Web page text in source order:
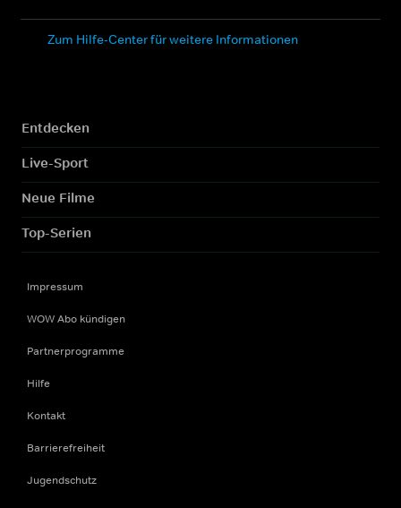
Zum Hilfe-Center für weitere Informationen
Entdecken
Live-Sport
Neue Filme
Top-Serien
Impressum
WOW Abo kündigen
Partnerprogramme
Hilfe
Kontakt
Barrierefreiheit
Jugendschutz